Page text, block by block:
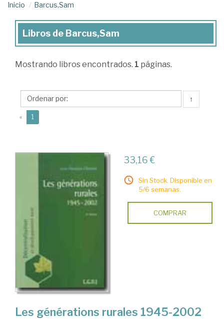
Inicio Barcus,Sam
Libros
Barcus,Sam
Libros de Barcus,Sam
Mostrando libros encontrados. 1 páginas.
↑
« 1
33,16 €
Sin Stock. Disponible en
5/6 semanas.
COMPRAR
Les générations rurales 1945-2002